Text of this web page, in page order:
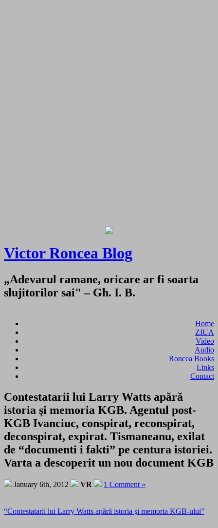
Victor Roncea Blog
„Adevarul ramane, oricare ar fi soarta
slujitorilor sai" – Gh. I. B.
Home
ZIUA
Video
Audio
Roncea Books
Links
Contact
Contestatarii lui Larry Watts apără
istoria şi memoria KGB. Agentul post-
KGB Ivanciuc, conspirat, reconspirat,
deconspirat, expirat. Tismaneanu, exilat
de “documenti i fakti” pe centura istoriei.
Varta a descoperit un nou document KGB
January 6th, 2012 VR 1 Comment »
“Contestatarii lui Larry Watts apără istoria şi memoria KGB-ului”